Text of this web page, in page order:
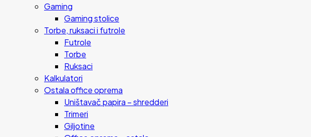
Gaming
Gaming stolice
Torbe, ruksaci i futrole
Futrole
Torbe
Ruksaci
Kalkulatori
Ostala office oprema
Uništavač papira – shredderi
Trimeri
Giljotine